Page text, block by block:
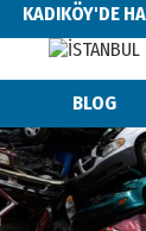
KADIKÖY'DE
BLOG